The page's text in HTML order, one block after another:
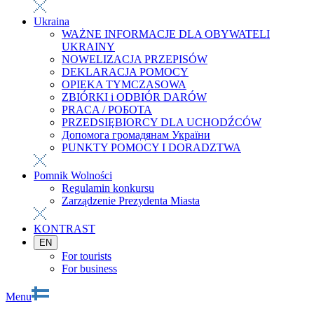
Ukraina
WAŻNE INFORMACJE DLA OBYWATELI
UKRAINY
NOWELIZACJA PRZEPISÓW
DEKLARACJA POMOCY
OPIEKA TYMCZASOWA
ZBIÓRKI i ODBIÓR DARÓW
PRACA / РОБОТА
PRZEDSIĘBIORCY DLA UCHODŹCÓW
Допомога громадянам України
PUNKTY POMOCY I DORADZTWA
Pomnik Wolności
Regulamin konkursu
Zarządzenie Prezydenta Miasta
KONTRAST
EN
For tourists
For business
Menu